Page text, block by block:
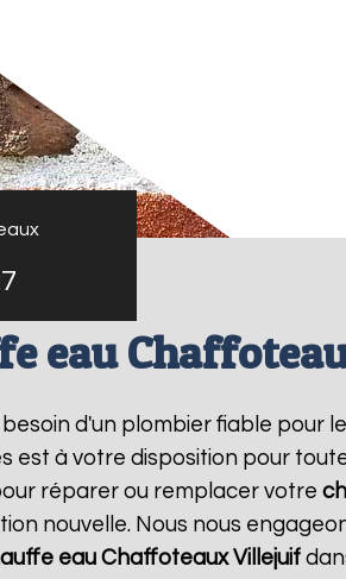
eau
d'un plombier fiable pour
est à votre disposition pour
réparer ou remplacer votre
nouvelle. Nous nous
eau Chaffoteaux Villejuif